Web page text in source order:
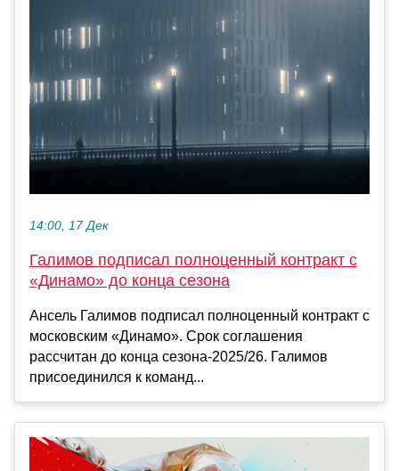
14:00, 17 Дек
Галимов подписал полноценный контракт с
«Динамо» до конца сезона
Ансель Галимов подписал полноценный контракт с
московским «Динамо». Срок соглашения
рассчитан до конца сезона-2025/26. Галимов
присоединился к команд...